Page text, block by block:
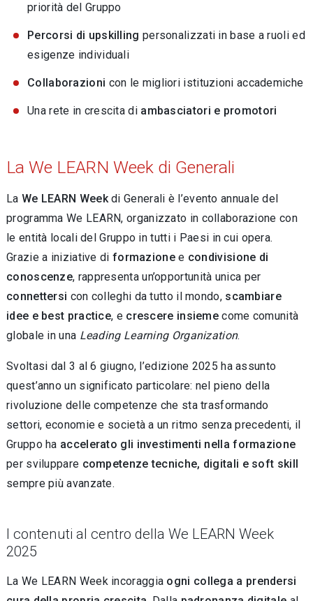
priorità del Gruppo
Percorsi di upskilling personalizzati in base a ruoli ed
esigenze individuali
Collaborazioni con le migliori istituzioni accademiche
Una rete in crescita di ambasciatori e promotori
La We LEARN Week di Generali
La We LEARN Weekdi Generali è l’evento annuale del
programma We LEARN, organizzato in collaborazione con
le entità locali del Gruppo in tutti i Paesi in cui opera.
Grazie a iniziative di formazionee condivisione di
conoscenze, rappresenta un’opportunità unica per
connettersi con colleghi da tutto il mondo, scambiare
idee e best practice, e crescere insieme come comunità
globale in una Leading Learning Organization.
Svoltasi dal 3 al 6 giugno, l’edizione 2025 ha assunto
quest’anno un significato particolare: nel pieno della
rivoluzione delle competenze che sta trasformando
settori, economie e società a un ritmo senza precedenti, il
Gruppo ha accelerato gli investimenti nella formazione
per sviluppare competenze tecniche, digitali e soft skill
sempre più avanzate.
I contenuti al centro della We LEARN Week
2025
La We LEARN Week incoraggia ogni collega a prendersi